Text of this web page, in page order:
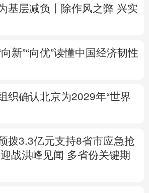
基层减负丨除作风之弊 兴实
新”“向优”读懂中国经济韧性
织确认北京为2029年“世界
拨3.3亿元支持8省市应急抢
战洪峰见闻 多省份关键期